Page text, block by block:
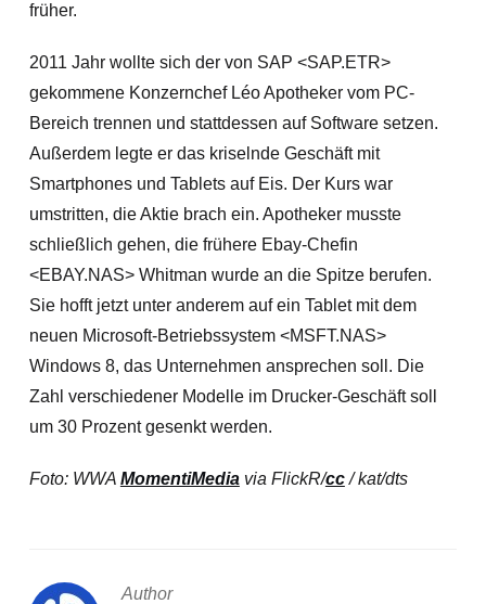
früher.
2011 Jahr wollte sich der von SAP <SAP.ETR>
gekommene Konzernchef Léo Apotheker vom PC-
Bereich trennen und stattdessen auf Software setzen.
Außerdem legte er das kriselnde Geschäft mit
Smartphones und Tablets auf Eis. Der Kurs war
umstritten, die Aktie brach ein. Apotheker musste
schließlich gehen, die frühere Ebay-Chefin
<EBAY.NAS> Whitman wurde an die Spitze berufen.
Sie hofft jetzt unter anderem auf ein Tablet mit dem
neuen Microsoft-Betriebssystem <MSFT.NAS>
Windows 8, das Unternehmen ansprechen soll. Die
Zahl verschiedener Modelle im Drucker-Geschäft soll
um 30 Prozent gesenkt werden.
Foto: WWA MomentiMediavia FlickR/cc/ kat/dts
Author